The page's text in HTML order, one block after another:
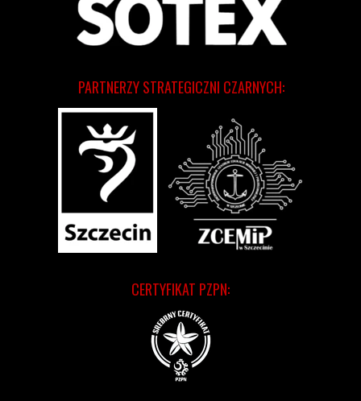
CERTYFIKAT PZPN:
PARTNERZY STRATEGICZNI CZARNYCH: